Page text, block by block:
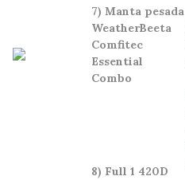
7) Manta pesada
WeatherBeeta
Comfitec
Essential
Combo
8) Full 1 420D